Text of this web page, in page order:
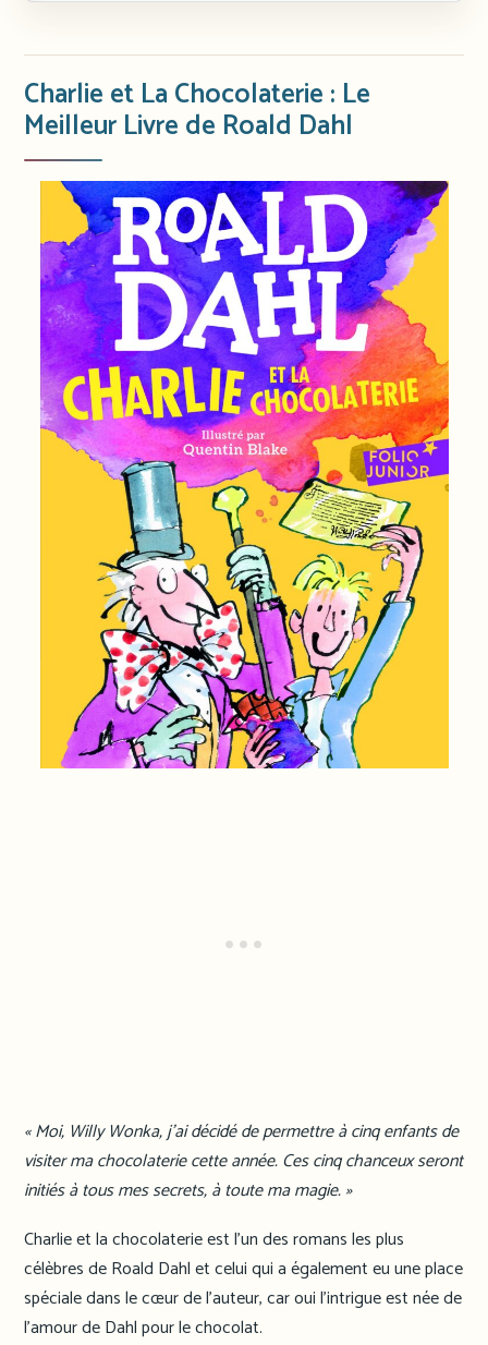
Charlie et La Chocolaterie : Le
Meilleur Livre de Roald Dahl
« Moi, Willy Wonka, j’ai décidé de permettre à cinq enfants de
visiter ma chocolaterie cette année. Ces cinq chanceux seront
initiés à tous mes secrets, à toute ma magie. »
Charlie et la chocolaterie est l’un des romans les plus
célèbres de Roald Dahl et celui qui a également eu une place
spéciale dans le cœur de l’auteur, car oui l’intrigue est née de
l’amour de Dahl pour le chocolat.